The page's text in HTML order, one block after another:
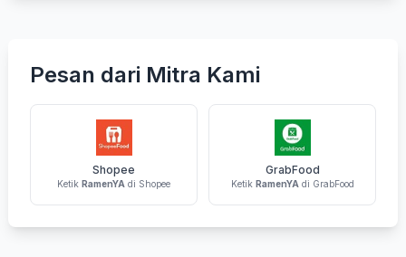
Pesan dari Mitra Kami
Shopee
Ketik RamenYA di Shopee
GrabFood
Ketik RamenYA di GrabFood